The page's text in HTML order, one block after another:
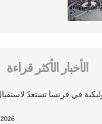
الأخبار الأكثر قراءة
في فرنسا تستعدّ لاستقبال